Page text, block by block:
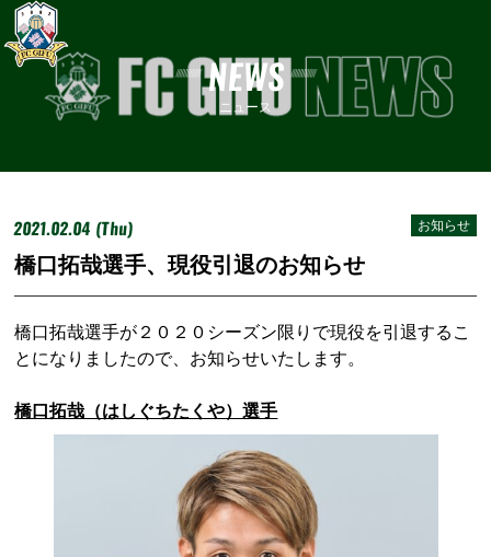
NEWS
ニュース
2021.02.04 (Thu) お知らせ
橋口拓哉選手、現役引退のお知らせ
橋口拓哉選手が２０２０シーズン限りで現役を引退するこ
とになりましたので、お知らせいたします。
橋口拓哉（はしぐちたくや）選手